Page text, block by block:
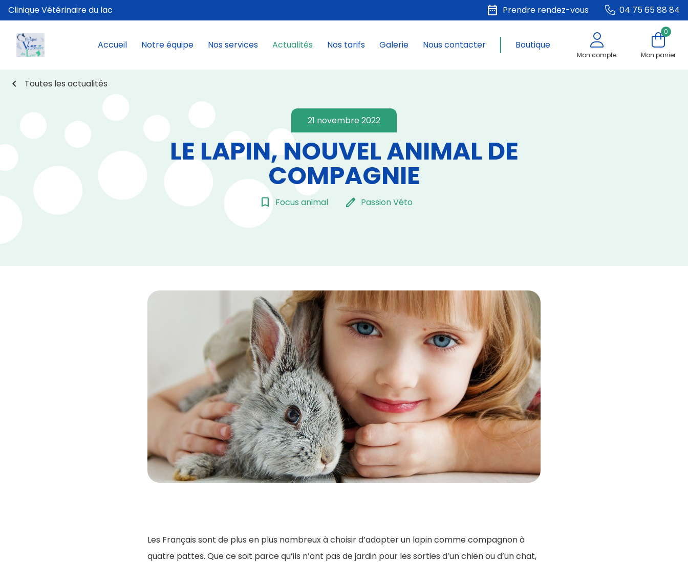
Clinique Vétérinaire du lac date_range Prendre rendez-vous 04 75 65 88 84
Accueil Notre équipe Nos services Actualités Nos tarifs Galerie Nous contacter Boutique
Mon compte
0
Mon panier
chevron_left Toutes les actualités
21 novembre 2022
LE LAPIN, NOUVEL ANIMAL DE
COMPAGNIE
bookmark_border Focus animal edit Passion Véto
Les Français sont de plus en plus nombreux à choisir d’adopter un lapin comme compagnon à
quatre pattes. Que ce soit parce qu’ils n’ont pas de jardin pour les sorties d’un chien ou d’un chat,